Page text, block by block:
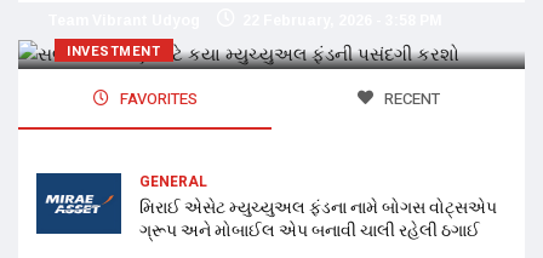
INVESTMENT
FAVORITES RECENT
GENERAL
મિરાઈ એસેટ મ્યુચ્યુઅલ ફંડના નામે બોગસ વોટ્સએપ
ગ્રૂપ અને મોબાઈલ એપ બનાવી ચાલી રહેલી ઠગાઈ